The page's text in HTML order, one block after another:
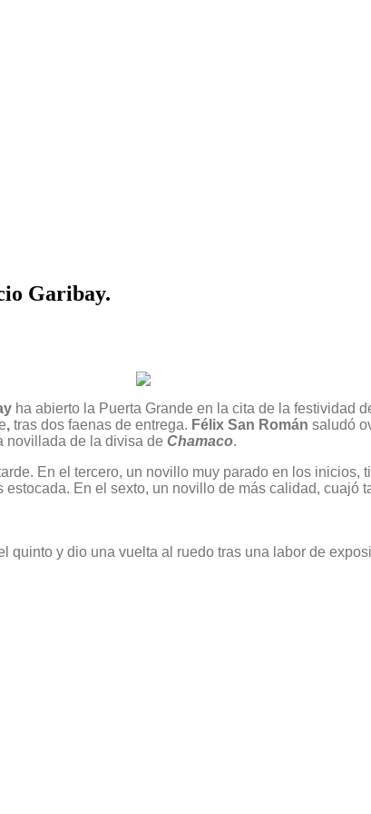
Garibay.
ha abierto la Puerta Grande en la cita de la festividad
, tras dos faenas de entrega. Félix San Román saludó
novillada de la divisa de Chamaco.
En el tercero, un novillo muy parado en los
En el sexto, un novillo de más calidad, cuajó
quinto y dio una vuelta al ruedo tras una labor de